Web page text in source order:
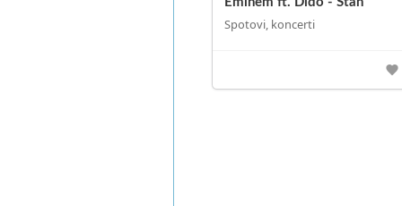
Spotovi, koncerti